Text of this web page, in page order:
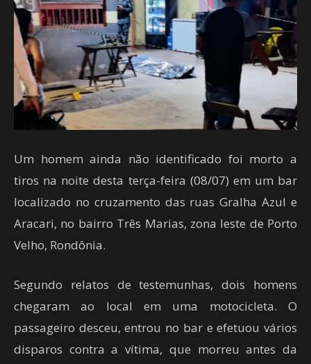
Um homem ainda não identificado foi morto a
tiros na noite desta terça-feira (08/07) em um bar
localizado no cruzamento das ruas Gralha Azul e
Aracari, no bairro Três Marias, zona leste de Porto
Velho, Rondônia.
Segundo relatos de testemunhas, dois homens
chegaram ao local em uma motocicleta. O
passageiro desceu, entrou no bar e efetuou vários
disparos contra a vítima, que morreu antes da